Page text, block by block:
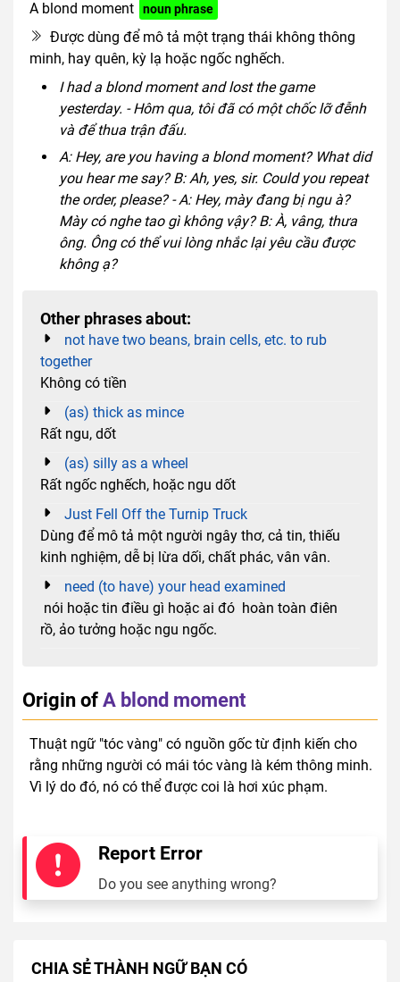
A blond moment noun phrase
Được dùng để mô tả một trạng thái không thông
minh, hay quên, kỳ lạ hoặc ngốc nghếch.
I had a blond moment and lost the game
yesterday. - Hôm qua, tôi đã có một chốc lỡ đễnh
và để thua trận đấu.
A: Hey, are you having a blond moment? What did
you hear me say? B: Ah, yes, sir. Could you repeat
the order, please? - A: Hey, mày đang bị ngu à?
Mày có nghe tao gì không vậy? B: À, vâng, thưa
ông. Ông có thể vui lòng nhắc lại yêu cầu được
không ạ?
Other phrases about:
not have two beans, brain cells, etc. to rub
together
Không có tiền
(as) thick as mince
Rất ngu, dốt
(as) silly as a wheel
Rất ngốc nghếch, hoặc ngu dốt
Just Fell Off the Turnip Truck
Dùng để mô tả một người ngây thơ, cả tin, thiếu
kinh nghiệm, dễ bị lừa dối, chất phác, vân vân.
need (to have) your head examined
nói hoặc tin điều gì hoặc ai đó hoàn toàn điên
rồ, ảo tưởng hoặc ngu ngốc.
Origin ofA blond moment
Thuật ngữ "tóc vàng" có nguồn gốc từ định kiến cho
rằng những người có mái tóc vàng là kém thông minh.
Vì lý do đó, nó có thể được coi là hơi xúc phạm.
Report Error
Do you see anything wrong?
CHIA SẺ THÀNH NGỮ BẠN CÓ